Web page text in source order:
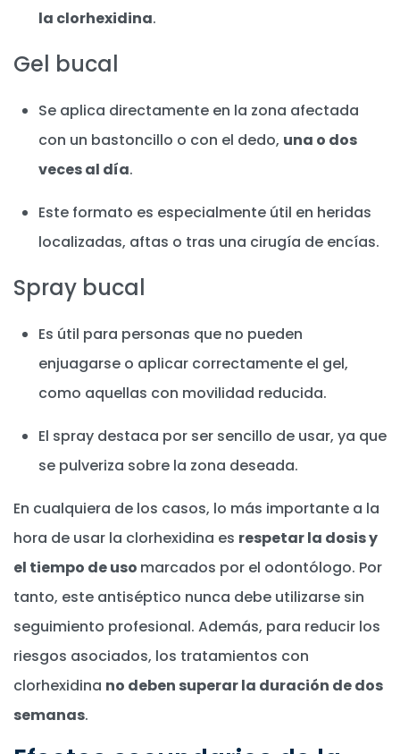
la clorhexidina.
Gel bucal
Se aplica directamente en la zona afectada
con un bastoncillo o con el dedo, una o dos
veces al día.
Este formato es especialmente útil en heridas
localizadas, aftas o tras una cirugía de encías.
Spray bucal
Es útil para personas que no pueden
enjuagarse o aplicar correctamente el gel,
como aquellas con movilidad reducida.
El spray destaca por ser sencillo de usar, ya que
se pulveriza sobre la zona deseada.
En cualquiera de los casos, lo más importante a la
hora de usar la clorhexidina es respetar la dosis y
el tiempo de uso marcados por el odontólogo. Por
tanto, este antiséptico nunca debe utilizarse sin
seguimiento profesional. Además, para reducir los
riesgos asociados, los tratamientos con
clorhexidina no deben superar la duración de dos
semanas.